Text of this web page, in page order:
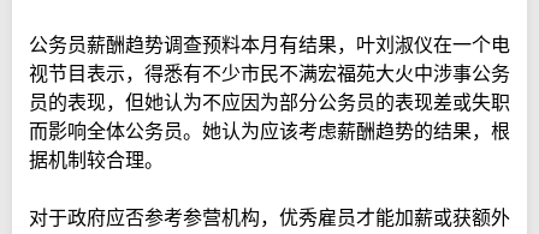
公务员薪酬趋势调查预料本月有结果，叶刘淑仪在一个电
视节目表示，得悉有不少市民不满宏福苑大火中涉事公务
员的表现，但她认为不应因为部分公务员的表现差或失职
而影响全体公务员。她认为应该考虑薪酬趋势的结果，根
据机制较合理。
对于政府应否参考参营机构，优秀雇员才能加薪或获额外